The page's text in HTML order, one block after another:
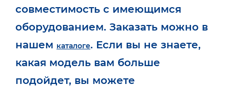
совместимость с имеющимся
оборудованием. Заказать можно в
нашем каталоге. Если вы не знаете,
какая модель вам больше
подойдет, вы можете